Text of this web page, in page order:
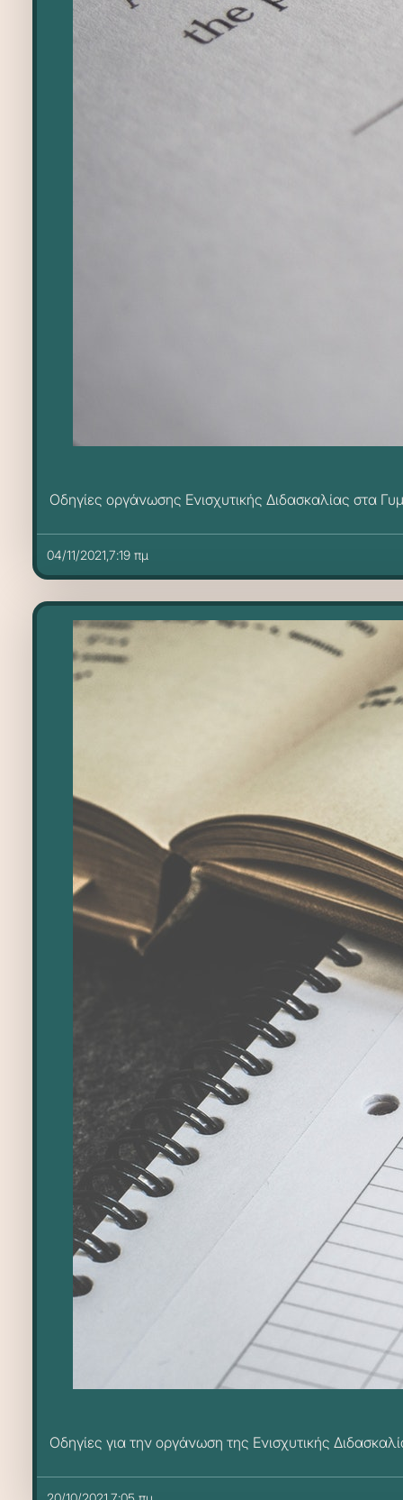
Οδηγίες οργάνωσης Ενισχυτικής Διδασκαλίας στα
04/11/2021,7:19 πμ
Οδηγίες για την οργάνωση της Ενισχυτικής